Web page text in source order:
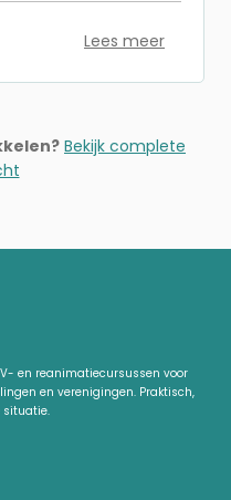
Lees meer
Bekijk complete
en reanimatiecursussen voor
en verenigingen. Praktisch,
situatie.